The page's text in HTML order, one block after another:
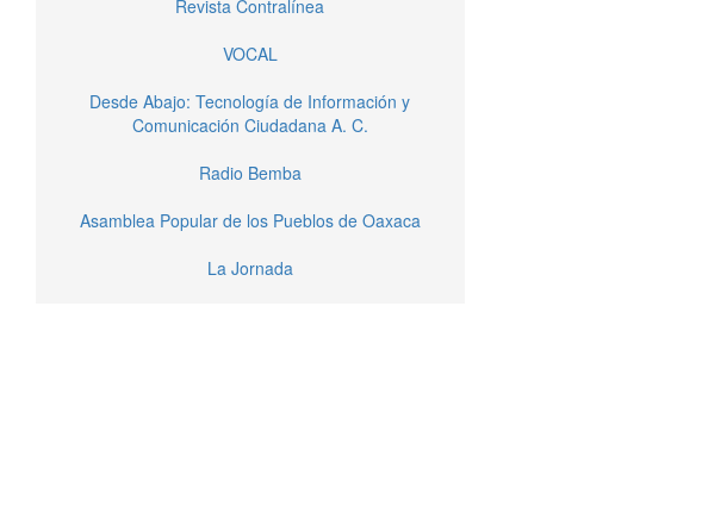
Revista Contralínea
VOCAL
Desde Abajo: Tecnología de Información y
Comunicación Ciudadana A. C.
Radio Bemba
Asamblea Popular de los Pueblos de Oaxaca
La Jornada